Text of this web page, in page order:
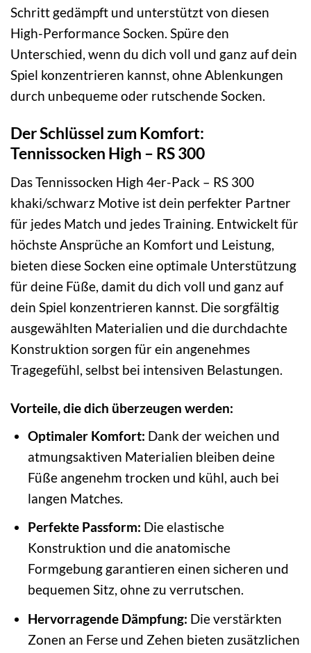
Schritt gedämpft und unterstützt von diesen
High-Performance Socken. Spüre den
Unterschied, wenn du dich voll und ganz auf dein
Spiel konzentrieren kannst, ohne Ablenkungen
durch unbequeme oder rutschende Socken.
Der Schlüssel zum Komfort:
Tennissocken High – RS 300
Das Tennissocken High 4er-Pack – RS 300
khaki/schwarz Motive ist dein perfekter Partner
für jedes Match und jedes Training. Entwickelt für
höchste Ansprüche an Komfort und Leistung,
bieten diese Socken eine optimale Unterstützung
für deine Füße, damit du dich voll und ganz auf
dein Spiel konzentrieren kannst. Die sorgfältig
ausgewählten Materialien und die durchdachte
Konstruktion sorgen für ein angenehmes
Tragegefühl, selbst bei intensiven Belastungen.
Vorteile, die dich überzeugen werden:
Optimaler Komfort: Dank der weichen und
atmungsaktiven Materialien bleiben deine
Füße angenehm trocken und kühl, auch bei
langen Matches.
Perfekte Passform: Die elastische
Konstruktion und die anatomische
Formgebung garantieren einen sicheren und
bequemen Sitz, ohne zu verrutschen.
Hervorragende Dämpfung: Die verstärkten
Zonen an Ferse und Zehen bieten zusätzlichen